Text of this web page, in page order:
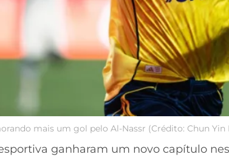
mais um gol pelo Al-Nassr (Crédito: Chun Yin
ganharam um novo capítulo